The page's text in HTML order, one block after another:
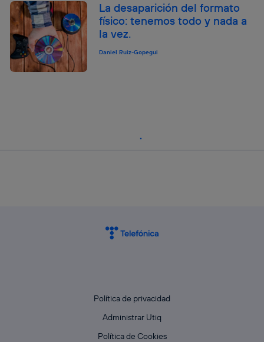
La desaparición del formato
físico: tenemos todo y nada a
la vez.
Daniel Ruiz-Gopegui
Política de privacidad
Administrar Utiq
Política de Cookies